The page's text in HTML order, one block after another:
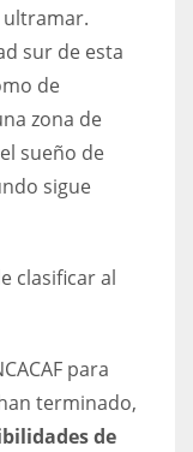
sur de esta
de
zona de
sueño de
sigue
clasificar al
para
terminado,
de